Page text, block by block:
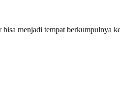
menjadi tempat berkumpulnya